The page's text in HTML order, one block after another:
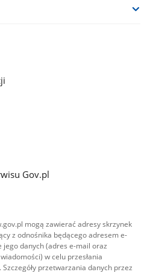
Gov.pl
mogą zawierać adresy skrzynek
z odnośnika będącego adresem e-
danych (adres e-mail oraz
w celu przesłania
przetwarzania danych przez